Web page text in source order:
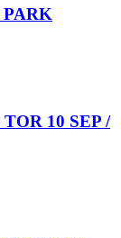
PARK
10 SEP /